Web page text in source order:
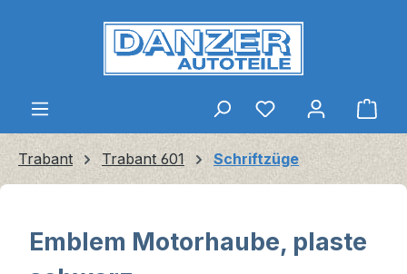
Zum Hauptinhalt springen
Trabant Trabant 601 Schriftzüge
Emblem Motorhaube, plaste